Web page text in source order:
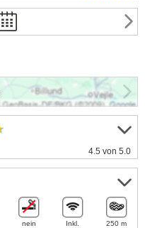
4.5 von 5.0
nein Inkl. 250 m